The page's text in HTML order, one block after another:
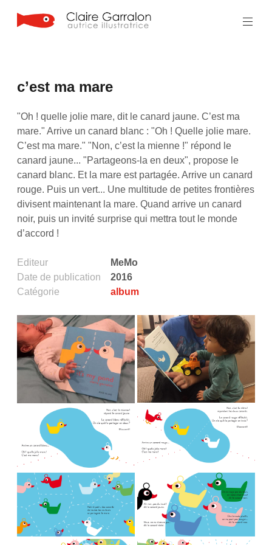
au
c’est ma mare
"Oh ! quelle jolie mare, dit le canard jaune. C’est ma
mare." Arrive un canard blanc : "Oh ! Quelle jolie mare.
C’est ma mare." "Non, c’est la mienne !" répond le
canard jaune... "Partageons-la en deux", propose le
canard blanc. Et la mare est partagée. Arrive un canard
rouge. Puis un vert... Une multitude de petites frontières
divisent maintenant la mare. Quand arrive un canard
noir, puis un invité surprise qui mettra tout le monde
d’accord !
Editeur
MeMo
Date de publication
2016
Catégorie
album